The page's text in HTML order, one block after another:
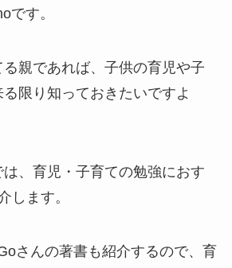
です。
親であれば、子供の育児や子
限り知っておきたいですよ
、育児・子育ての勉強におす
します。
さんの著書も紹介するので、育